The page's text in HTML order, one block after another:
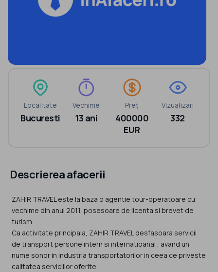
Localitate
Bucuresti
Vechime
13 ani
Preț
400000
EUR
Vizualizari
332
Descrierea afacerii
ZAHIR TRAVEL este la baza o agentie tour-operatoare cu
vechime din anul 2011, posesoare de licenta si brevet de
turism.
Ca activitate principala, ZAHIR TRAVEL desfasoara servicii
de transport persone intern si internatioanal , avand un
nume sonor in industria transportatorilor in ceea ce priveste
calitatea serviciilor oferite.